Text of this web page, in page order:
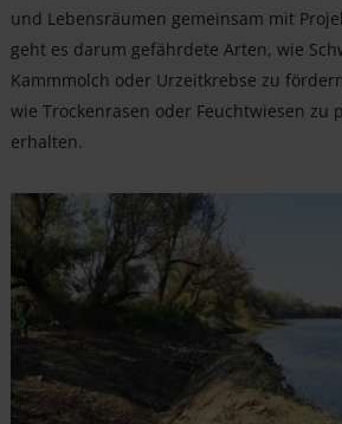
und Lebensräumen gemeinsam mit
geht es darum gefährdete Arten, wie
Kammmolch oder Urzeitkrebse zu
wie Trockenrasen oder Feuchtwiesen zu
erhalten.